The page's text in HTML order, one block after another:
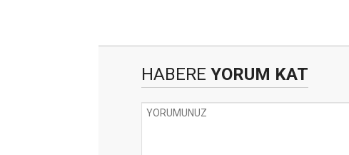
HABERE YORUM KAT